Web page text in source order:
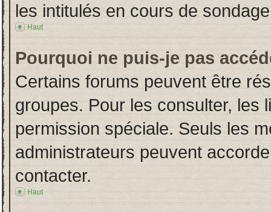
les intitulés en cours de
Haut
Pourquoi ne puis-je pas
Certains forums peuvent être
groupes. Pour les consulter, les
permission spéciale. Seuls les
administrateurs peuvent
contacter.
Haut